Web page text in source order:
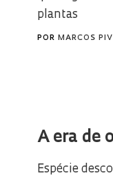
plantas
POR MARCOS
A era de
Espécie